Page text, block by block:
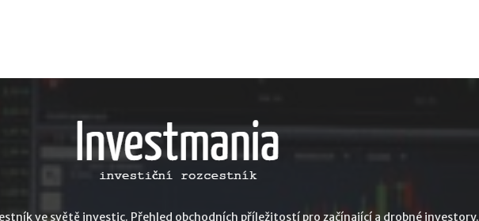
ve světě investic. Přehled obchodních příležitostí pro začínající a drobné investory.